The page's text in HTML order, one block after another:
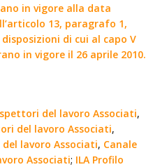
in vigore alla data
13, paragrafo 1,
di cui al capo V
in vigore il 26 aprile 2010.
del lavoro Associati,
del lavoro Associati,
lavoro Associati, Canale
Associati; ILA Profilo